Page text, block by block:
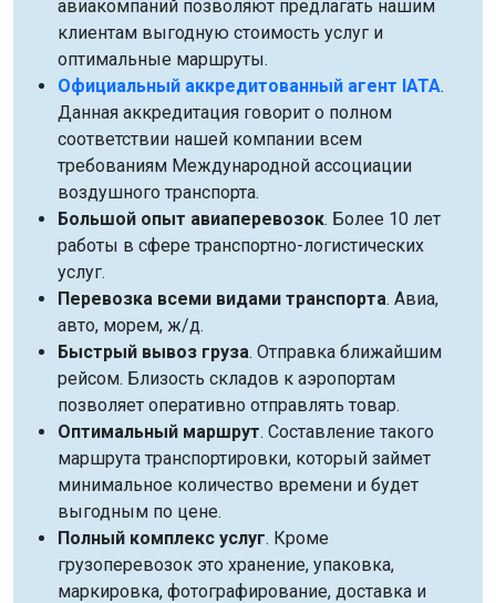
авиакомпаний позволяют предлагать нашим
клиентам выгодную стоимость услуг и
оптимальные маршруты.
Официальный аккредитованный агент IATA.
Данная аккредитация говорит о полном
соответствии нашей компании всем
требованиям Международной ассоциации
воздушного транспорта.
Большой опыт авиаперевозок. Более 10 лет
работы в сфере транспортно-логистических
услуг.
Перевозка всеми видами транспорта. Авиа,
авто, морем, ж/д.
Быстрый вывоз груза. Отправка ближайшим
рейсом. Близость складов к аэропортам
позволяет оперативно отправлять товар.
Оптимальный маршрут. Составление такого
маршрута транспортировки, который займет
минимальное количество времени и будет
выгодным по цене.
Полный комплекс услуг. Кроме
грузоперевозок это хранение, упаковка,
маркировка, фотографирование, доставка и